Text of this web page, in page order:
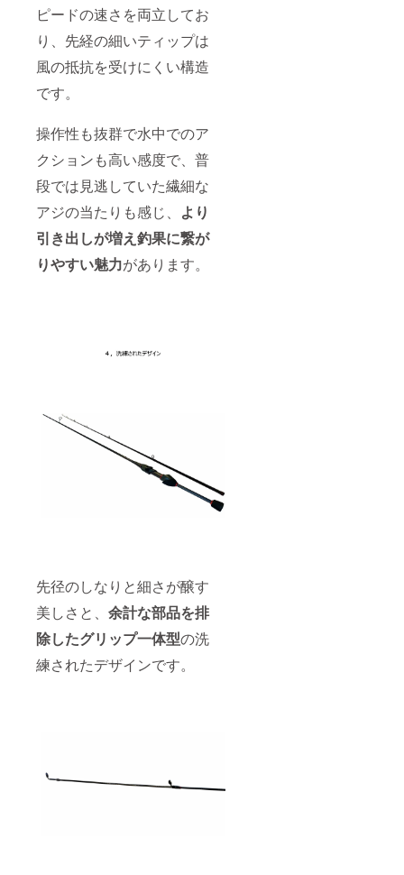
ピードの速さを両立してお
り、先経の細いティップは
風の抵抗を受けにくい構造
です。
操作性も抜群で水中でのア
クションも高い感度で、普
段では見逃していた繊細な
アジの当たりも感じ、 より
引き出しが増え釣果に繋が
りやすい魅力があります。
先径のしなりと細さが醸す
美しさと、 余計な部品を排
除したグリップ一体型の洗
練されたデザインです。